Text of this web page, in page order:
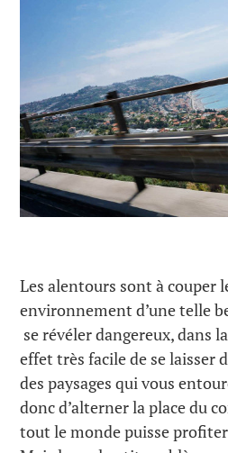
Les alentours sont à couper
environnement d’une telle
se révéler dangereux, dans
effet très facile de se laisser
des paysages qui vous
donc d’alterner la place du
tout le monde puisse